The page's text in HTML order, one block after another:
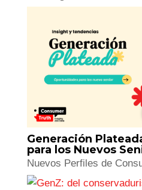
Fanketing: El
Estrategias Con Calle